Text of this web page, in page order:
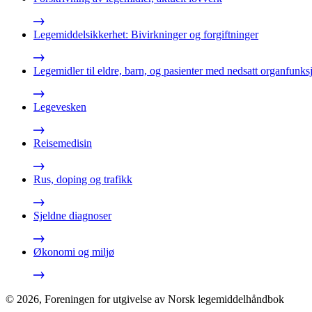
Legemiddelsikkerhet: Bivirkninger og forgiftninger
Legemidler til eldre, barn, og pasienter med nedsatt
Legevesken
Reisemedisin
Rus, doping og trafikk
Sjeldne diagnoser
Økonomi og miljø
© 2026, Foreningen for utgivelse av Norsk legemiddelhåndbok